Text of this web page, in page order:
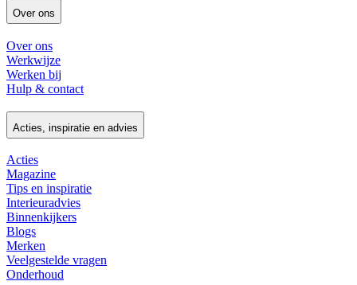
Over ons
Over ons
Werkwijze
Werken bij
Hulp & contact
Acties, inspiratie en advies
Acties
Magazine
Tips en inspiratie
Interieuradvies
Binnenkijkers
Blogs
Merken
Veelgestelde vragen
Onderhoud